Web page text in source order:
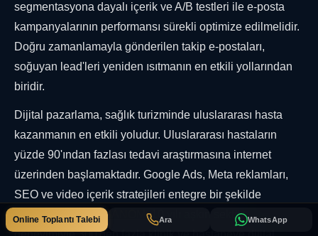
segmentasyona dayalı içerik ve A/B testleri ile e-posta
kampanyalarının performansı sürekli optimize edilmelidir.
Doğru zamanlamayla gönderilen takip e-postaları,
soğuyan lead'leri yeniden ısıtmanın en etkili yollarından
biridir.
Dijital pazarlama, sağlık turizminde uluslararası hasta
kazanmanın en etkili yoludur. Uluslararası hastaların
yüzde 90'ından fazlası tedavi araştırmasına internet
üzerinden başlamaktadır. Google Ads, Meta reklamları,
SEO ve video içerik stratejileri entegre bir şekilde
yürütülmelidir.PEGANOM , 10 yılı aşkın sektör
Ara WhatsApp
Online Toplantı Talebi